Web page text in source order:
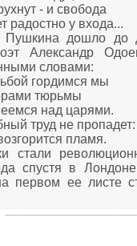
- и свобода
радостно у входа...
Пушкина дошло до
Александр
словами:
гордимся мы
тюрьмы
над царями.
труд не пропадет:
пламя.
стали
спустя в
первом ее листе